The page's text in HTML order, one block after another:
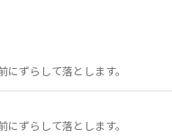
ずらして落とします。
ずらして落とします。